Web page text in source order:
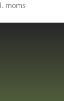
moms